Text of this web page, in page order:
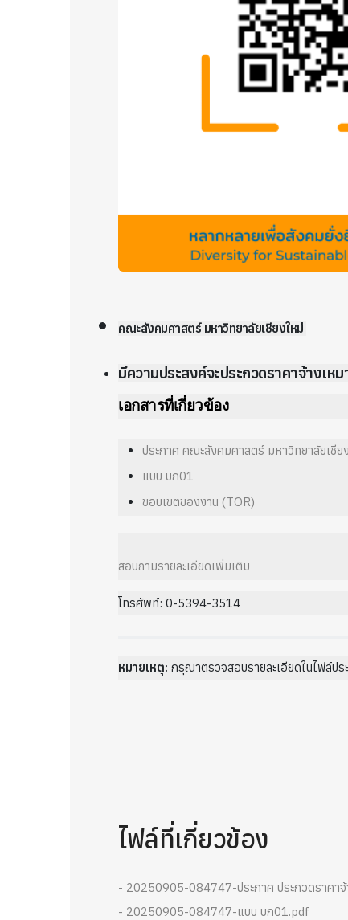
คณะสังคมศาสตร์ มหาวิทยาลัยเชียงใหม่
มีความประสงค์จะประกวดราคาจ้างเ
เอกสารที่เกี่ยวข้อง
ประกาศ คณะสังคมศาสตร์ มหาวิทยาลัยเชี
แบบ บก01
ขอบเขตของงาน (TOR)
สอบถามรายละเอียดเพิ่มเติม
โทรศัพท์: 0-5394-3514
หมายเหตุ: กรุณาตรวจสอบรายละเอียดในไฟล์ปร
ไฟล์ที่เกี่ยวข้อง
- 20250905-084747-ประกาศ ประกวดราคาจ้
- 20250905-084747-แบบ บก01.pdf